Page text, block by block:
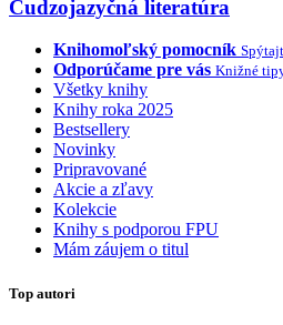
Cudzojazyčná literatúra
Knihomoľský pomocník
Odporúčame pre vás Knižné
Všetky knihy
Knihy roka 2025
Bestsellery
Novinky
Pripravované
Akcie a zľavy
Kolekcie
Knihy s podporou FPU
Mám záujem o titul
Top autori